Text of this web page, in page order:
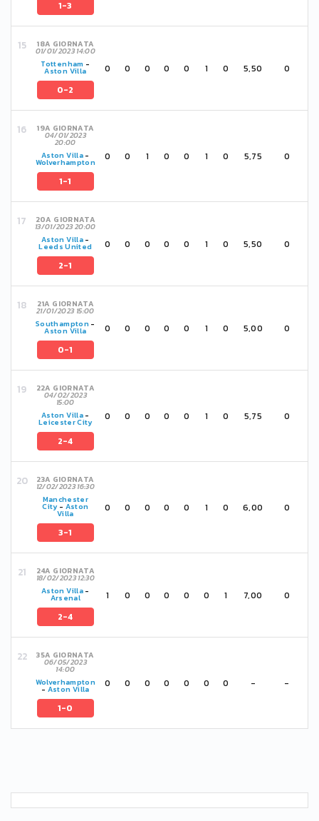
1-3
18A GIORNATA
01/01/2023 14:00
Tottenham -
Aston Villa
0-2
0 0 0 0 0 1 0 5,50 0
19A GIORNATA
04/01/2023
20:00
Aston Villa-
Wolverhampton
1-1
0 0 1 0 0 1 0 5,75 0
20A GIORNATA
13/01/2023 20:00
Aston Villa-
Leeds United
2-1
0 0 0 0 0 1 0 5,50 0
21A GIORNATA
21/01/2023 15:00
Southampton-
Aston Villa
0-1
0 0 0 0 0 1 0 5,00 0
22A GIORNATA
04/02/2023
15:00
Aston Villa-
Leicester City
2-4
0 0 0 0 0 1 0 5,75 0
23A GIORNATA
12/02/2023 16:30
Manchester
City- Aston
Villa
3-1
0 0 0 0 0 1 0 6,00 0
24A GIORNATA
18/02/2023 12:30
Aston Villa-
Arsenal
2-4
1 0 0 0 0 0 1 7,00 0
35A GIORNATA
06/05/2023
14:00
Wolverhampton
- Aston Villa
1-0
0 0 0 0 0 0 0 - -